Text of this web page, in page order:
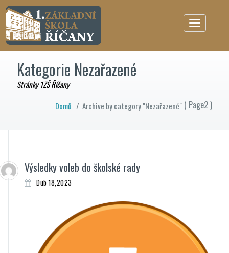
Toggle
Kategorie Nezařazené
Stránky 1ZŠ Říčany
Domů / Archive by category "Nezařazené" ( Page2 )
Výsledky voleb do školské rady
Dub 18,2023